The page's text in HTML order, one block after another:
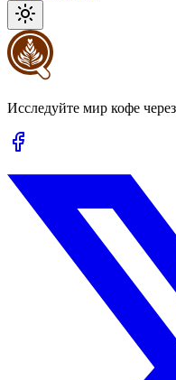
Исследуйте мир кофе